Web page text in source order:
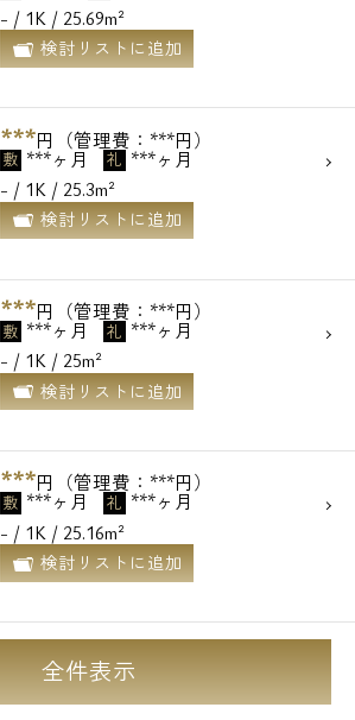
- / 1K / 25.69m²
検討リストに追加
***円（管理費：***円）
敷 ***ヶ月 礼 ***ヶ月
- / 1K / 25.3m²
検討リストに追加
***円（管理費：***円）
敷 ***ヶ月 礼 ***ヶ月
- / 1K / 25m²
検討リストに追加
***円（管理費：***円）
敷 ***ヶ月 礼 ***ヶ月
- / 1K / 25.16m²
検討リストに追加
全件表示
合わせ
0120-500-529
～18：00
い合わせ
お問い合わせ